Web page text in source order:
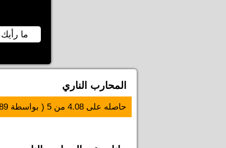
ما رأيك
المحارب الناري
حاصله على 4.08 من 5 ( بواسطة